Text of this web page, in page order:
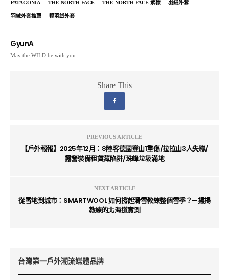
PATAGONIA THE NORTH FACE THE NORTH FACE 紫標 羽絨外套
羽絨外套推薦 輕羽絨外套
GyunA
May the WILD be with you.
Share This
PREVIOUS ARTICLE
【戶外報報】2025年12月：8陸客德國登山1重傷/拉拉山3人失聯/
露營裝備租賃藏陷阱/珠峰垃圾滿地
NEXT ARTICLE
從雪地到城市：SMARTWOOL 如何撐起滑雪教練整個雪季？—揚揚
教練的北海道實測
台灣第一戶外潮流媒體品牌